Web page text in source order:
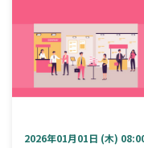
2026年01月01日 (木)